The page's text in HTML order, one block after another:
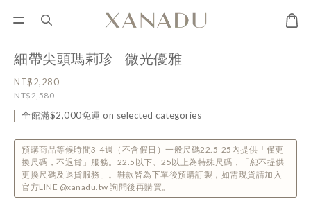
細帶尖頭瑪莉珍 - 微光優雅
NT$2,280
NT$2,580
全館滿$2,000免運 on selected categories
預購商品等候時間3-4週（不含假日）一般尺碼22.5-25內提供「僅更
換尺碼，不退貨」服務。22.5以下、25以上為特殊尺碼，「恕不提供
更換尺碼及退貨服務」。鞋款皆為下單後預購訂製，如需現貨請加入
官方LINE @xanadu.tw 詢問後再購買。